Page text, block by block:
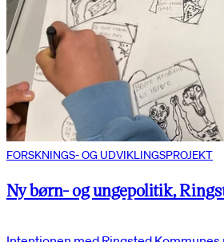
FORSKNINGS- OG UDVIKLINGSPROJEKT
Ny børn- og ungepolitik,